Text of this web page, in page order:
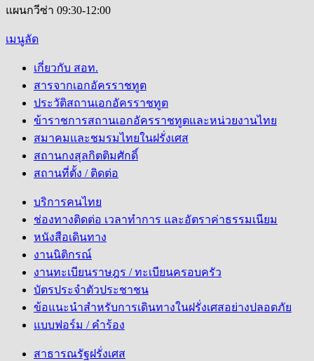
แผนกวีซ่า 09:30-12:00
เมนูลัด
เกี่ยวกับ สอท.
สารจากเอกอัครราชทูต
ประวัติสถานเอกอัครราชทูต
ข้าราชการสถานเอกอัครราชทูตและหน่วยงานไทย
สมาคมและชมรมไทยในฝรั่งเศส
สถานกงสุลกิตติมศักดิ์
สถานที่ตั้ง / ติดต่อ
บริการคนไทย
ช่องทางติดต่อ เวลาทำการ และอัตราค่าธรรมเนียม
หนังสือเดินทาง
งานนิติกรณ์
งานทะเบียนราษฎร / ทะเบียนครอบครัว
บัตรประจำตัวประชาชน
ข้อแนะนำสำหรับการเดินทางในฝรั่งเศสอย่างปลอดภัย
แบบฟอร์ม / คำร้อง
สาธารณรัฐฝรั่งเศส